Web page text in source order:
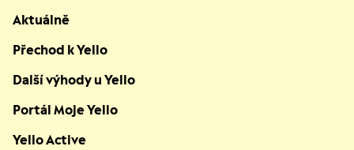
Aktuálně
Přechod k Yello
Další výhody u Yello
Portál Moje Yello
Yello Active